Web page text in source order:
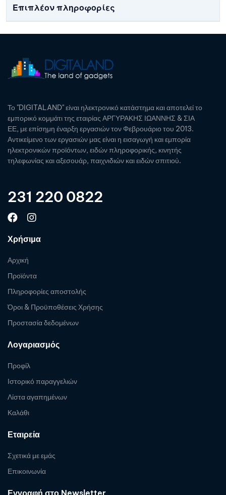
Επιπλέον πληροφορίες
Το "DIGITALAND" είναι ηλεκτρονικό κατάστημα και αποτελεί το
εμπορικό κομμάτι της εταιρίας ΑΡΓΥΡΑΚΗΣ ΙΩΑΝΝΗΣ & ΣΙΑ
ΕΕ, με επίσημη έναρξη εργασιών τον Φεβρουάριο του 2013.
Αντικείμενο των εργασιών μας είναι η εισαγωγή και εμπορία
ηλεκτρονικών προϊόντων, ειδών πληροφορικής, κινητής
τηλεφωνίας και αξεσουάρ, παιχνιδιών και ειδών σπιτιού.
231 220 0822
Χρήσιμα
Αρχική
Προϊόντα
Πληροφορίες αποστολής
Όροι & Προϋποθέσεις Χρήσης
Προστασία δεδομένων
Λογαριασμός
Προφίλ
Ιστορικό παραγγελιών
Λίστα αγαπημένων
Καλάθι
Εταιρεία
Σχετικά με εμάς
Επικοινωνία